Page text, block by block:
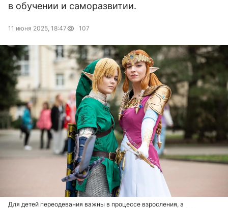
в обучении и саморазвитии.
11 июня 2025, 18:47 107
Для детей переодевания важны в процессе взросления, а